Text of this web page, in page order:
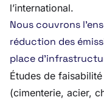
l’international.
Nous couvrons
réduction des
place
Études de
(cimenterie, acier,